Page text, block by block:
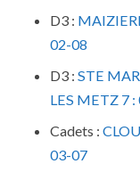
D3 :
02-08
D3 : STE
LES METZ 7
Cadets :
03-07